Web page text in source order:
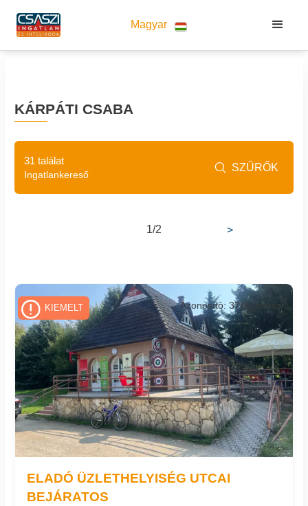
Magyar
KÁRPÁTI CSABA
1/2 >
ELADÓ ÜZLETHELYISÉG UTCAI
BEJÁRATOS
Azonosító: 3765_csaszi
KIEMELT
31 találat
Ingatlankereső
 SZŰRŐK